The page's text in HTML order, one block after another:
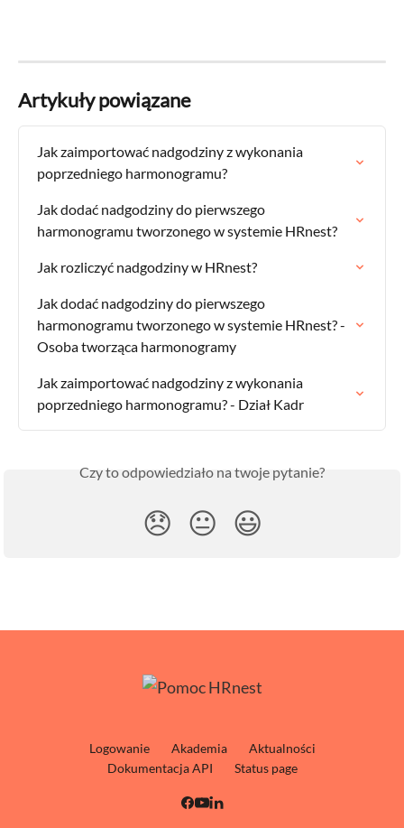
Artykuły powiązane
Jak zaimportować nadgodziny z wykonania
poprzedniego harmonogramu?
Jak dodać nadgodziny do pierwszego
harmonogramu tworzonego w systemie HRnest?
Jak rozliczyć nadgodziny w HRnest?
Jak dodać nadgodziny do pierwszego
harmonogramu tworzonego w systemie HRnest? -
Osoba tworząca harmonogramy
Jak zaimportować nadgodziny z wykonania
poprzedniego harmonogramu? - Dział Kadr
Czy to odpowiedziało na twoje pytanie?
😞 😐 😃
Logowanie Akademia
Aktualności
Dokumentacja API
Status page